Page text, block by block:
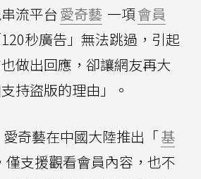
流平台愛奇藝 一項會員
秒廣告」無法跳過，引起
做出回應，卻讓網友再大
持盜版的理由」。
愛奇藝在中國大陸推出「基
僅支援觀看會員內容，也不